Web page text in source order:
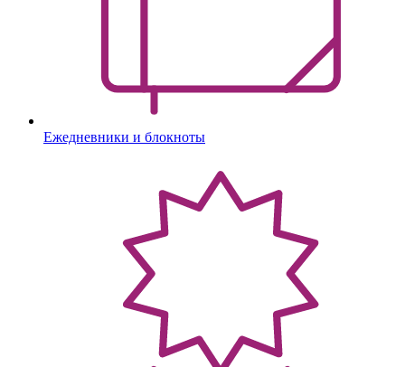
Ежедневники и блокноты